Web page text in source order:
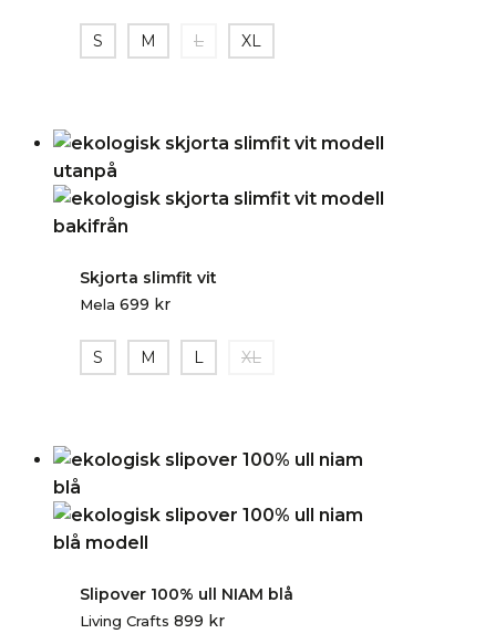
S M L XL
Skjorta slimfit vit
Mela 699 kr
S M L XL
Slipover 100% ull NIAM blå
Living Crafts 899 kr